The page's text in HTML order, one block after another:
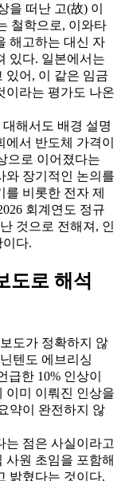
을 떠난 고(故) 이
철학으로, 이와타
해고하는 대신 자
있다. 일본에서는
있어, 이 같은 임금
이라는 평가도 나온
해서도 배경 설명
서 반도체 가격이
으로 이어졌다는
와 장기적인 논의를
비롯한 전자 제
회계연도 정규
것으로 전해져, 인
다.
도로 해석
도가 정확하지 않
텐도 에브리싱
급한 10% 인상이
이미 이뤄진 인상을
약이 완전하지 않
는 점은 사실이라고
사원 초임을 포함해
밝혔다는 것이다.